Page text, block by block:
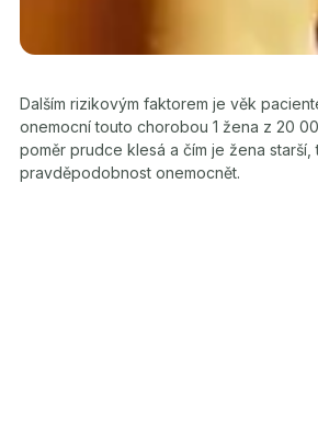
Dalším rizikovým faktorem je věk
onemocní touto chorobou 1 žena z 20
poměr prudce klesá a čím je žena starší,
pravděpodobnost onemocnět.